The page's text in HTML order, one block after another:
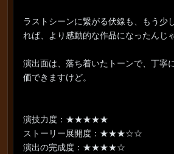
ラストシーンに繋がる伏線も、もう少
れば、より感動的な作品になったんじ
演出面は、落ち着いたトーンで、丁寧
価できますけど。
演技力度：★★★★★
ストーリー展開度：★★★☆☆
演出の完成度：★★★★☆